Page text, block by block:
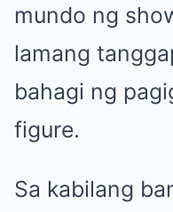
mundo ng
lamang
bahagi ng
figure.
Sa kabilang